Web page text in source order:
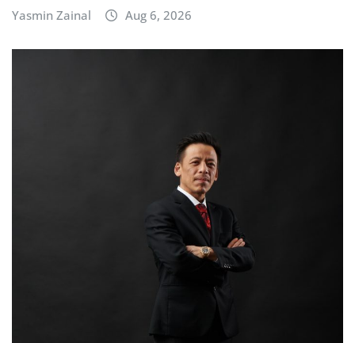
Yasmin Zainal Aug 6, 2026